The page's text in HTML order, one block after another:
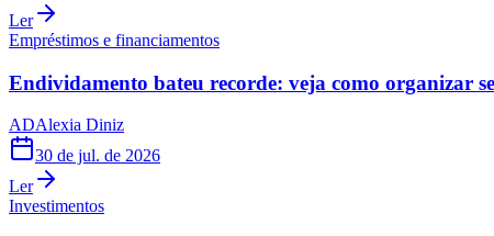
Ler
Empréstimos e financiamentos
Endividamento bateu recorde: veja como organizar
ADAlexia Diniz
30 de jul. de 2026
Ler
Investimentos